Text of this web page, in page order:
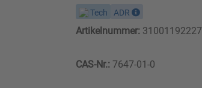
Tech ADR
Artikelnummer:31001192227
CAS-Nr.:7647-01-0